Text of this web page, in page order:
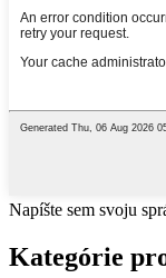
Napíšte sem svoju
Kategórie